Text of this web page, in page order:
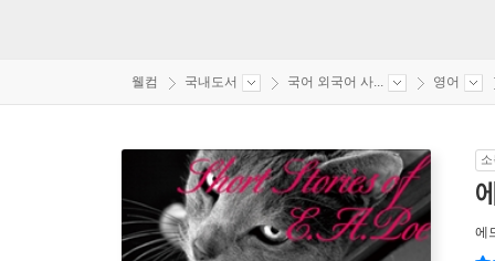
웰컴 국내도서 국어 외국어 사... 영어
에